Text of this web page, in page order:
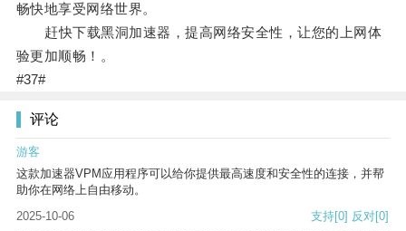
畅快地享受网络世界。
赶快下载黑洞加速器，提高网络安全性，让您的上网体
验更加顺畅！。
#37#
评论
游客
这款加速器VPM应用程序可以给你提供最高速度和安全性的连接，并帮
助你在网络上自由移动。
2025-10-06
支持[0] 反对[0]